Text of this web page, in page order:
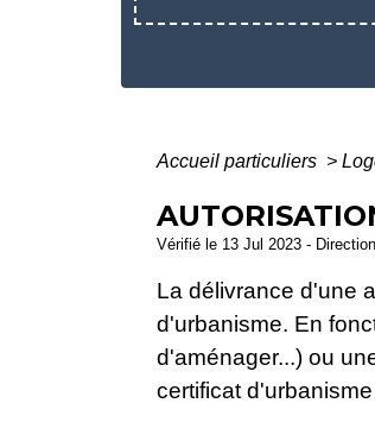
Accueil particuliers >
Vérifié le 13 Jul 2023 -
La délivrance d'une
d'urbanisme. En
d'aménager...) ou
certificat